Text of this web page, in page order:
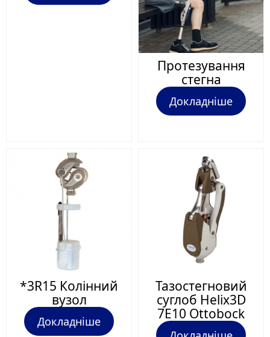
Протезування
стегна
Докладніше
*3R15 Колінний
вузол
Докладніше
Тазостегновий
суглоб Helix3D
7E10 Ottobock